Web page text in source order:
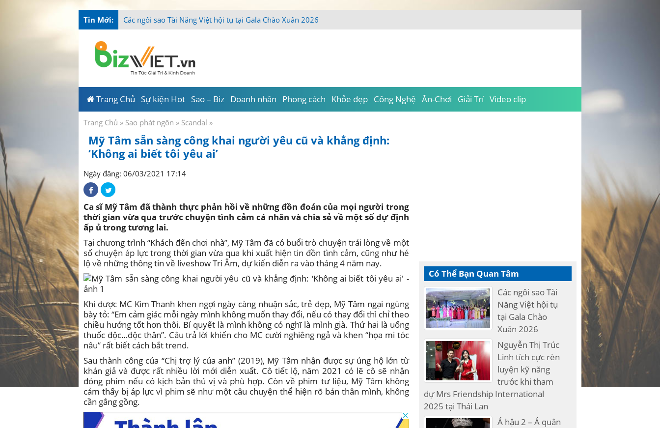
Tin Mới: T_
Trang Chủ Sự kiện Hot Sao – Biz Doanh nhân Phong cách Khỏe đẹp Công Nghệ Ăn-Chơi Giải Trí Video clip
Trang Chủ » Sao phát ngôn » Scandal »
Mỹ Tâm sẵn sàng công khai người yêu cũ và khẳng định:
‘Không ai biết tôi yêu ai’
Ngày đăng: 06/03/2021 17:14
Ca sĩ Mỹ Tâm đã thành thực phản hồi về những đồn đoán của mọi người trong
thời gian vừa qua trước chuyện tình cảm cá nhân và chia sẻ về một số dự định
ấp ủ trong tương lai.
Tại chương trình “Khách đến chơi nhà”, Mỹ Tâm đã có buổi trò chuyện trải lòng về một
số chuyện áp lực trong thời gian vừa qua khi xuất hiện tin đồn tình cảm, cũng như hé
lộ về những thông tin về liveshow Tri Âm, dự kiến diễn ra vào tháng 4 năm nay.
Khi được MC Kim Thanh khen ngợi ngày càng nhuận sắc, trẻ đẹp, Mỹ Tâm ngại ngùng
bày tỏ: “Em cảm giác mỗi ngày mình không muốn thay đổi, nếu có thay đổi thì chỉ theo
chiều hướng tốt hơn thôi. Bí quyết là mình không có nghĩ là mình già. Thứ hai là uống
thuốc độc…độc thân”. Câu trả lời khiến cho MC cười nghiêng ngả và khen “họa mi tóc
nâu” rất biết cách bắt trend.
Sau thành công của “Chị trợ lý của anh” (2019), Mỹ Tâm nhận được sự ủng hộ lớn từ
khán giả và được rất nhiều lời mới diễn xuất. Cô tiết lộ, năm 2021 có lẽ cô sẽ nhận
đóng phim nếu có kịch bản thú vị và phù hợp. Còn về phim tư liệu, Mỹ Tâm không
cảm thấy bị áp lực vì phim sẽ như một câu chuyện thể hiện rõ bản thân mình, không
cần gắng gồng.
Có Thể Bạn Quan Tâm
Các ngôi sao Tài
Năng Việt hội tụ
tại Gala Chào
Xuân 2026
Nguyễn Thị Trúc
Linh tích cực rèn
luyện kỹ năng
trước khi tham
dự Mrs Friendship International
2025 tại Thái Lan
Á hậu 2 – Á quân